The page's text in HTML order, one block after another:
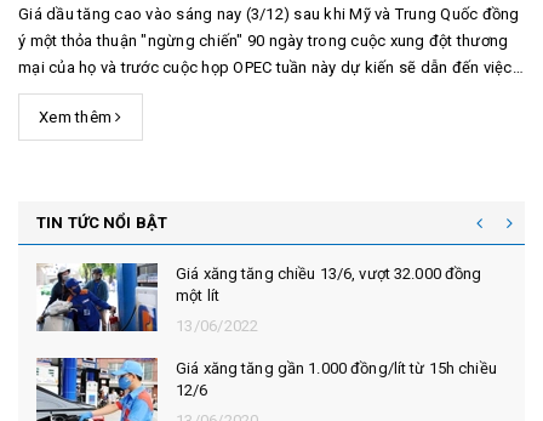
Giá dầu tăng cao vào sáng nay (3/12) sau khi Mỹ và Trung Quốc đồng
ý một thỏa thuận "ngừng chiến" 90 ngày trong cuộc xung đột thương
mại của họ và trước cuộc họp OPEC tuần này dự kiến ​​sẽ dẫn đến việc
cắt giảm nguồn cung.
Xem thêm
TIN TỨC NỔI BẬT
13/6, vượt 32.000 đồng
1.000 đồng/lít từ 15h chiều
Giá xăng tăng gần
Giá xăng tăng trở lại